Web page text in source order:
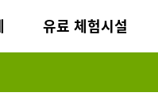
유료 체험시설